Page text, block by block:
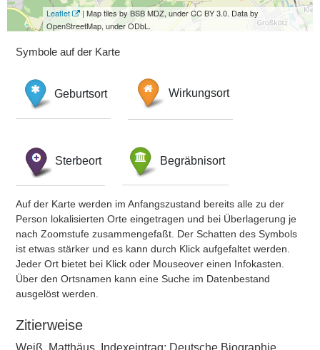
Leaflet
| Map tiles by BSB MDZ, under CC BY 3.0. Data by
OpenStreetMap, under ODbL.
Symbole auf der Karte
Geburtsort Wirkungsort
Sterbeort Begräbnisort
Auf der Karte werden im Anfangszustand bereits alle zu der
Person lokalisierten Orte eingetragen und bei Überlagerung je
nach Zoomstufe zusammengefaßt. Der Schatten des Symbols
ist etwas stärker und es kann durch Klick aufgefaltet werden.
Jeder Ort bietet bei Klick oder Mouseover einen Infokasten.
Über den Ortsnamen kann eine Suche im Datenbestand
ausgelöst werden.
Zitierweise
Weiß, Matthäus, Indexeintrag: Deutsche Biographie,